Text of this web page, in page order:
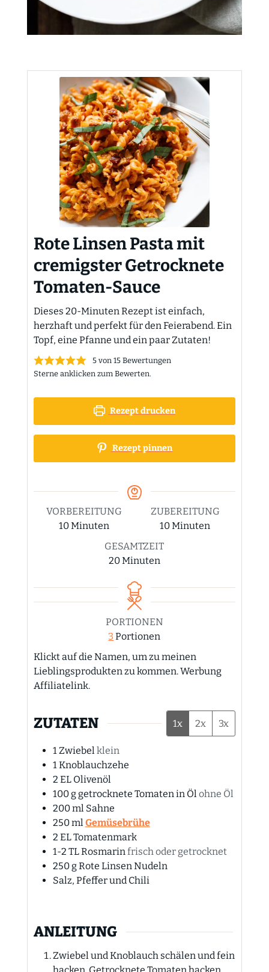
Rote Linsen Pasta mit
cremigster Getrocknete
Tomaten-Sauce
Dieses 20-Minuten Rezept ist einfach,
herzhaft und perfekt für den Feierabend. Ein
Topf, eine Pfanne und ein paar Zutaten!
5von 15Bewertungen
Sterne anklicken zum Bewerten.
Rezept drucken
Rezept pinnen
VORBEREITUNG
10Minuten
Minuten
ZUBEREITUNG
10Minuten
Minuten
GESAMTZEIT
20Minuten
Minuten
PORTIONEN
3 Portionen
Klickt auf die Namen, um zu meinen
Lieblingsprodukten zu kommen. Werbung
Affiliatelink.
ZUTATEN 1x 2x 3x
1 Zwiebel klein
1 Knoblauchzehe
2 EL Olivenöl
100ggetrocknete Tomaten in Öl ohne Öl
200ml Sahne
250ml Gemüsebrühe
2 ELTomatenmark
1-2 TLRosmarin frisch oder getrocknet
250gRote Linsen Nudeln
Salz, Pfeffer und Chili
ANLEITUNG
Zwiebel und Knoblauch schälen und fein